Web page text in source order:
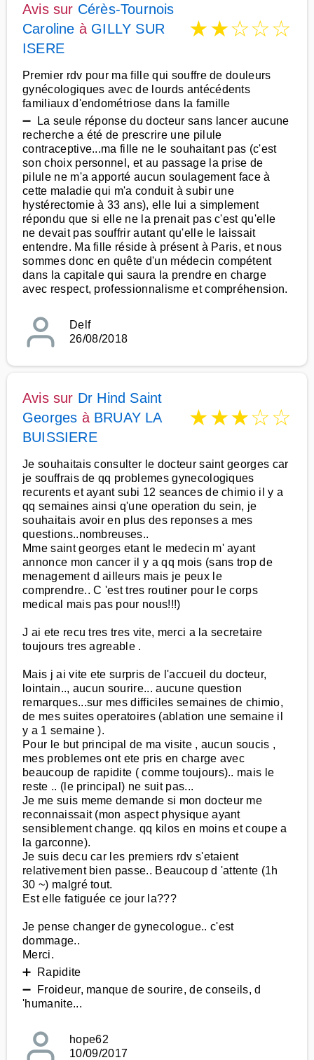
Avis sur Cérès-Tournois
Caroline à GILLY SUR
ISERE
★★☆☆☆
Premier rdv pour ma fille qui souffre de douleurs
gynécologiques avec de lourds antécédents
familiaux d'endométriose dans la famille
➖ La seule réponse du docteur sans lancer aucune
recherche a été de prescrire une pilule
contraceptive...ma fille ne le souhaitant pas (c'est
son choix personnel, et au passage la prise de
pilule ne m'a apporté aucun soulagement face à
cette maladie qui m'a conduit à subir une
hystérectomie à 33 ans), elle lui a simplement
répondu que si elle ne la prenait pas c'est qu'elle
ne devait pas souffrir autant qu'elle le laissait
entendre. Ma fille réside à présent à Paris, et nous
sommes donc en quête d'un médecin compétent
dans la capitale qui saura la prendre en charge
avec respect, professionnalisme et compréhension.
Delf
26/08/2018
Avis sur Dr Hind Saint
Georges à BRUAY LA
BUISSIERE
★★★☆☆
Je souhaitais consulter le docteur saint georges car
je souffrais de qq problemes gynecologiques
recurents et ayant subi 12 seances de chimio il y a
qq semaines ainsi q'une operation du sein, je
souhaitais avoir en plus des reponses a mes
questions..nombreuses..
Mme saint georges etant le medecin m' ayant
annonce mon cancer il y a qq mois (sans trop de
menagement d ailleurs mais je peux le
comprendre.. C 'est tres routiner pour le corps
medical mais pas pour nous!!!)
J ai ete recu tres tres vite, merci a la secretaire
toujours tres agreable .
Mais j ai vite ete surpris de l'accueil du docteur,
lointain.., aucun sourire... aucune question
remarques...sur mes difficiles semaines de chimio,
de mes suites operatoires (ablation une semaine il
y a 1 semaine ).
Pour le but principal de ma visite , aucun soucis ,
mes problemes ont ete pris en charge avec
beaucoup de rapidite ( comme toujours).. mais le
reste .. (le principal) ne suit pas...
Je me suis meme demande si mon docteur me
reconnaissait (mon aspect physique ayant
sensiblement change. qq kilos en moins et coupe a
la garconne).
Je suis decu car les premiers rdv s'etaient
relativement bien passe.. Beaucoup d 'attente (1h
30 ~) malgré tout.
Est elle fatiguée ce jour la???
Je pense changer de gynecologue.. c'est
dommage..
Merci.
➕ Rapidite
➖ Froideur, manque de sourire, de conseils, d
'humanite...
hope62
10/09/2017